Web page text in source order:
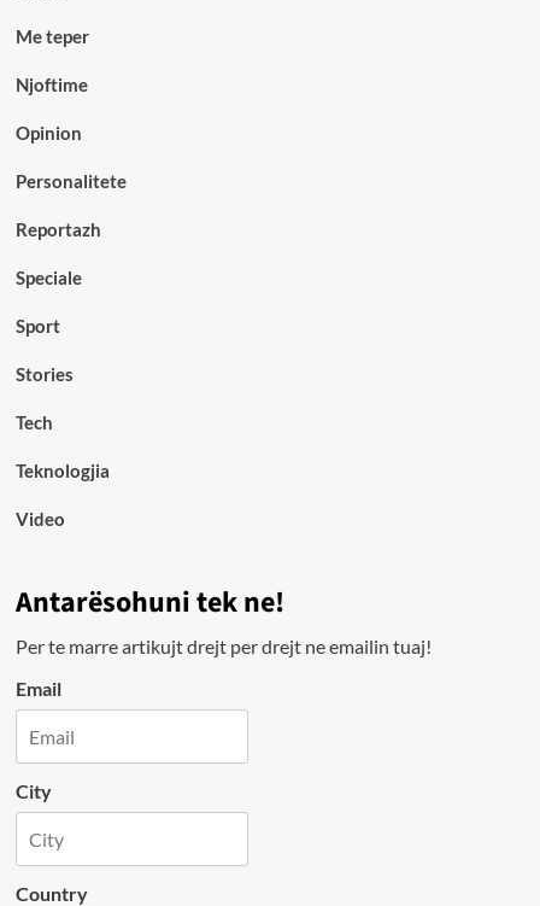
Me teper
Njoftime
Opinion
Personalitete
Reportazh
Speciale
Sport
Stories
Tech
Teknologjia
Video
Antarësohuni tek ne!
Per te marre artikujt drejt per drejt ne emailin tuaj!
Email
City
Country